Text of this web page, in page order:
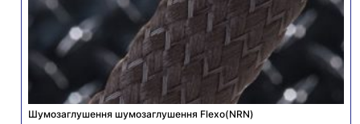
Шумозаглушення шумозаглушення Flexo(NRN)